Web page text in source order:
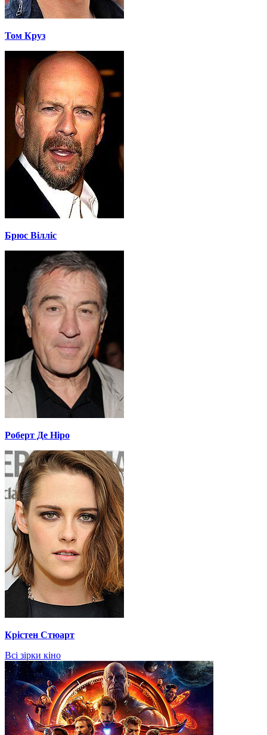
Том Круз
Брюс Вілліс
Роберт Де Ніро
Крістен Стюарт
Всі зірки кіно